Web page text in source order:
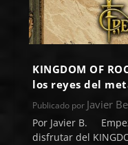
KINGDOM OF
los reyes del
Publicado por Javier
Por Javier B.
disfrutar del